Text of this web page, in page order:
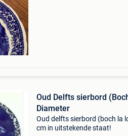
Oud Delfts sierbord
Diameter
Oud delfts sierbord (boch la
cm in uitstekende staat!